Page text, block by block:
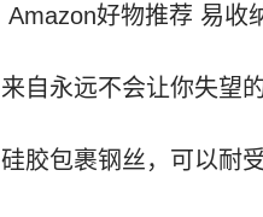
Amazon好物推荐 易收
来自永远不会让你失望
硅胶包裹钢丝，可以耐